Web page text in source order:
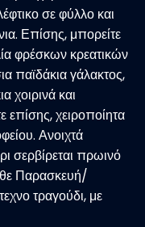
σε φύλλο και
Επίσης, μπορείτε
φρέσκων κρεατικών
παϊδάκια γάλακτος,
χοιρινά και
επίσης, χειροποίητα
Ανοιχτά
σερβίρεται πρωινό
Παρασκευή/
τραγούδι, με